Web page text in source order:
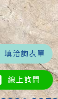
填洽詢表單
線上詢問